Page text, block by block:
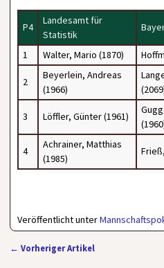
P4
Landesamt für
Statistik
1 Walter, Mario (1870)
2
Beyerlein, Andreas
(1966)
3 Löffler, Günter (1961)
4
Achrainer, Matthias
(1985)
Veröffentlicht unter
← Vorheriger Artikel